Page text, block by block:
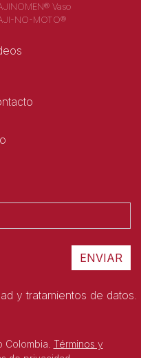
Vaso
NO-MOTO®
y tratamientos de datos.
Términos y